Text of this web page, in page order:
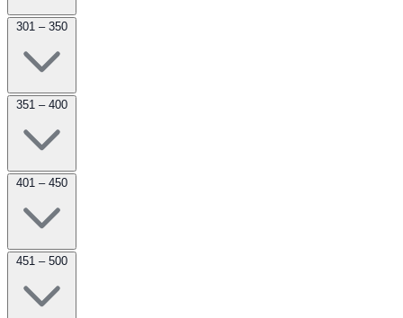
301 – 350
351 – 400
401 – 450
451 – 500